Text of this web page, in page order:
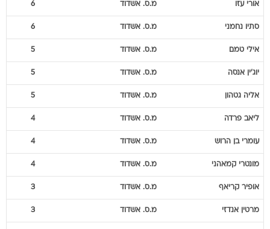
אורי עזו מ.ס. אשדוד 6
סתיו נחמני מ.ס. אשדוד 6
אילי טמם מ.ס. אשדוד 5
יוג'ין אנסה מ.ס. אשדוד 5
אליה גטהון מ.ס. אשדוד 5
ליאב פרדה מ.ס. אשדוד 4
עומרי בן הרוש מ.ס. אשדוד 4
מונטרי קמאהני מ.ס. אשדוד 4
אופיר קריאף מ.ס. אשדוד 3
מרטין אנדזי מ.ס. אשדוד 3